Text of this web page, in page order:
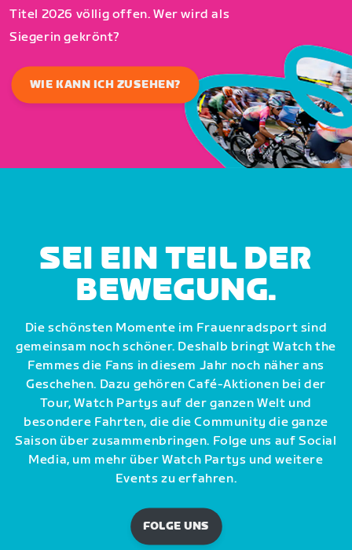
Titel 2026 völlig offen. Wer wird als
Siegerin gekrönt?
WIE KANN ICH ZUSEHEN?
SEI EIN TEIL DER
BEWEGUNG.
Die schönsten Momente im Frauenradsport sind
gemeinsam noch schöner. Deshalb bringt Watch the
Femmes die Fans in diesem Jahr noch näher ans
Geschehen. Dazu gehören Café-Aktionen bei der
Tour, Watch Partys auf der ganzen Welt und
besondere Fahrten, die die Community die ganze
Saison über zusammenbringen. Folge uns auf Social
Media, um mehr über Watch Partys und weitere
Events zu erfahren.
FOLGE UNS